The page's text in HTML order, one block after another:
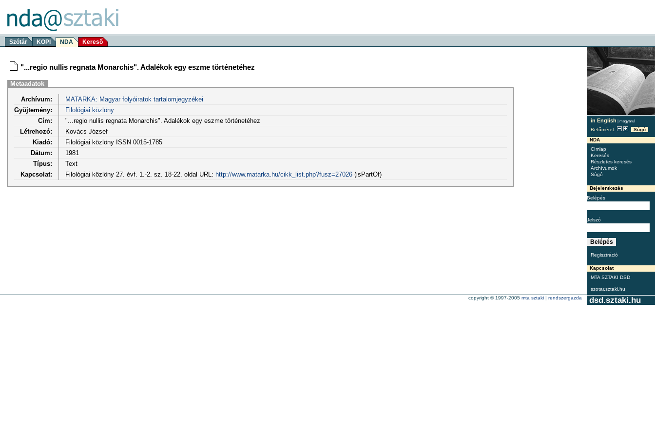
Szótár KOPI NDA Kereső
in English | magyarul
Betűméret:
Súgó
NDA
Címlap
Keresés
Részletes keresés
Archívumok
Súgó
Bejelentkezés
Belépés
Jelszó
Regisztráció
Kapcsolat
MTA SZTAKI DSD
szotar.sztaki.hu
"...regio nullis regnata Monarchis". Adalékok egy eszme történetéhez
Metaadatok
Archívum:
MATARKA: Magyar folyóiratok tartalomjegyzékei
Gyűjtemény:
Filológiai közlöny
Cím:
"...regio nullis regnata Monarchis". Adalékok egy eszme történetéhez
Létrehozó:
Kovács József
Kiadó:
Filológiai közlöny ISSN 0015-1785
Dátum:
1981
Típus:
Text
Kapcsolat:
Filológiai közlöny 27. évf. 1.-2. sz. 18-22. oldal URL: http://www.matarka.hu/cikk_list.php?fusz=27026(isPartOf)
dsd.sztaki.hu
copyright © 1997-2005 mta sztaki | rendszergazda